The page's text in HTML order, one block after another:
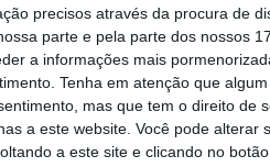
precisos através da procura de
parte e pela parte dos nossos
a informações mais
Tenha em atenção que
mas que tem o direito de
a este website. Você pode
a este site e clicando no
gestão de crises,
e
“sala virtual”